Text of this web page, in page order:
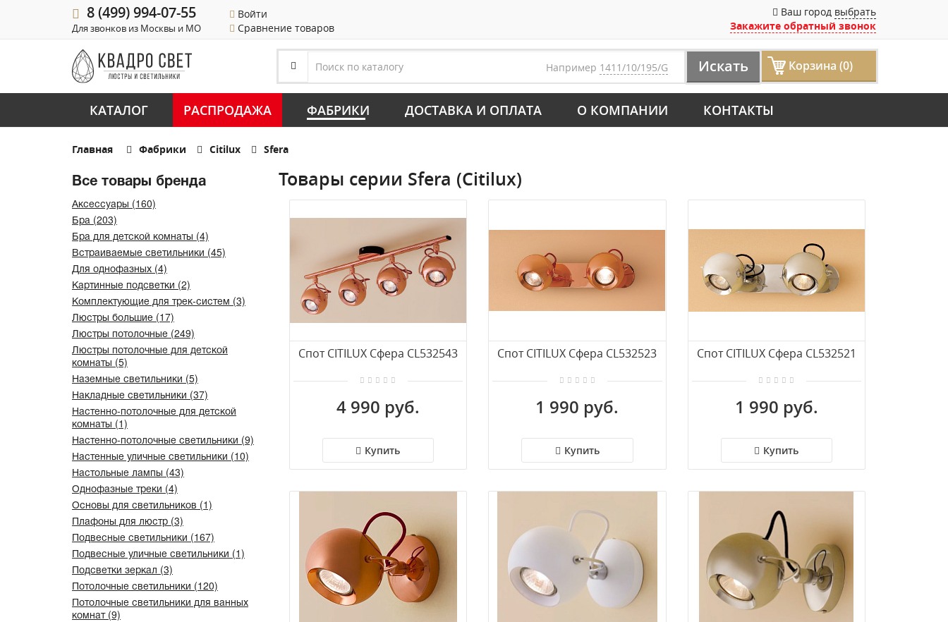
8 (499) 994-07-55
Для звонков из Москвы и МО
Войти
Сравнение товаров
Ваш город выбрать
Закажите обратный звонок
Например 1411/10/195/G Искать Корзина (0)
КАТАЛОГ РАСПРОДАЖА ФАБРИКИ ДОСТАВКА И ОПЛАТА О КОМПАНИИ КОНТАКТЫ
Главная Фабрики Citilux Sfera
Все товары бренда
Аксессуары (160)
Бра (203)
Бра для детской комнаты (4)
Встраиваемые светильники (45)
Для однофазных (4)
Картинные подсветки (2)
Комплектующие для трек-систем (3)
Люстры большие (17)
Люстры потолочные (249)
Люстры потолочные для детской
комнаты (5)
Наземные светильники (5)
Накладные светильники (37)
Настенно-потолочные для детской
комнаты (1)
Настенно-потолочные светильники (9)
Настенные уличные светильники (10)
Настольные лампы (43)
Однофазные треки (4)
Основы для светильников (1)
Плафоны для люстр (3)
Подвесные светильники (167)
Подвесные уличные светильники (1)
Подсветки зеркал (3)
Потолочные светильники (120)
Потолочные светильники для ванных
комнат (9)
Товары серии Sfera (Citilux)
Спот CITILUX Сфера CL532543
4 990 руб.
Купить
Спот CITILUX Сфера CL532523
1 990 руб.
Купить
Спот CITILUX Сфера CL532521
1 990 руб.
Купить